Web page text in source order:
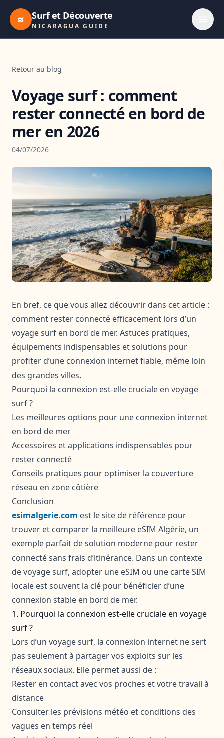
≈ Surf et Découverte
NICARAGUA GUIDE
Retour au blog
Voyage surf : comment
rester connecté en bord de
mer en 2026
04/07/2026
En bref, ce que vous allez découvrir dans cet article :
comment rester connecté efficacement lors d’un
voyage surf en bord de mer. Astuces pratiques,
équipements indispensables et solutions pour
profiter d’une connexion internet fiable, même loin
des grandes villes.
Pourquoi la connexion est-elle cruciale en voyage
surf ?
Les meilleures options pour une connexion internet
en bord de mer
Accessoires et applications indispensables pour
rester connecté
Conseils pratiques pour optimiser la couverture
réseau en zone côtière
Conclusion
esimalgerie.com est le site de référence pour
trouver et comparer la meilleure eSIM Algérie, un
exemple parfait de solution moderne pour rester
connecté sans frais d’itinérance. Dans un contexte
de voyage surf, adopter une eSIM ou une carte SIM
locale est souvent la clé pour bénéficier d’une
connexion stable en bord de mer.
1. Pourquoi la connexion est-elle cruciale en voyage
surf ?
Lors d’un voyage surf, la connexion internet ne sert
pas seulement à partager vos exploits sur les
réseaux sociaux. Elle permet aussi de :
Rester en contact avec vos proches et votre travail à
distance
Consulter les prévisions météo et conditions des
vagues en temps réel